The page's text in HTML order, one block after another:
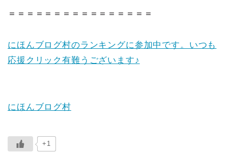
＝＝＝＝＝＝＝＝＝＝＝＝＝＝＝＝
にほんブログ村のランキングに参加中です。いつも
応援クリック有難うございます♪
にほんブログ村
+1